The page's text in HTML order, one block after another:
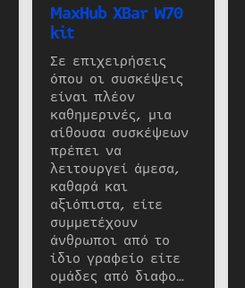
MaxHub XBar W70
kit
Σε επιχειρήσεις
όπου οι συσκέψεις
είναι πλέον
καθημερινές, μια
αίθουσα συσκέψεων
πρέπει να
λειτουργεί άμεσα,
καθαρά και
αξιόπιστα, είτε
συμμετέχουν
άνθρωποι από το
ίδιο γραφείο είτε
ομάδες από διαφο…